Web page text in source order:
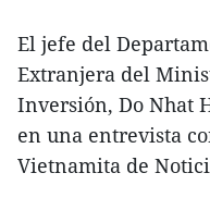
El jefe del
Extranjera del
Inversión, Do Nhat
en una entrevista
Vietnamita de